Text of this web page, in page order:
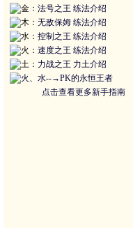
金： 法号之王 练法介绍
木： 无敌保姆 练法介绍
水： 控制之王 练法介绍
火： 速度之王 练法介绍
土： 力战之王 力土介绍
火、水--→PK的永恒王者
点击查看更多新手指南